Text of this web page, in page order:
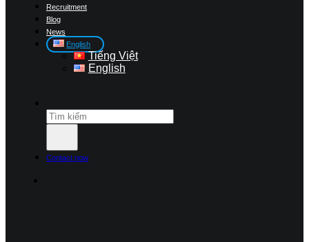
Recruitment
Blog
News
English
Tiếng Việt
English
Contact now